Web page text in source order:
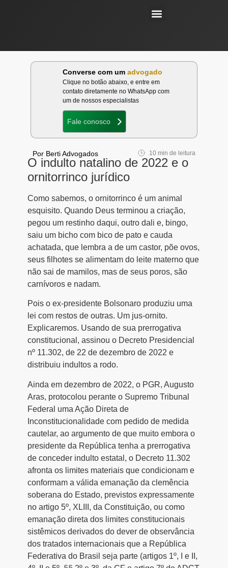
Converse com umadvogado
Clique no botão abaixo, e entre em
contato diretamente no WhatsApp com
um de nossos especialistas
Fale conosco
Por Berti Advogados 10 min de leitura
O indulto natalino de 2022 e o
ornitorrinco jurídico
Como sabemos, o ornitorrinco é um animal
esquisito. Quando Deus terminou a criação,
pegou um restinho daqui, outro dali e, bingo,
saiu um bicho com bico de pato e cauda
achatada, que lembra a de um castor, põe ovos,
seus filhotes se alimentam do leite materno que
não sai de mamilos, mas de seus poros, são
carnívoros e nadam.
Pois o ex-presidente Bolsonaro produziu uma
lei com restos de outras. Um jus-ornito.
Explicaremos. Usando de sua prerrogativa
constitucional, assinou o Decreto Presidencial
nº 11.302, de 22 de dezembro de 2022 e
distribuiu indultos a rodo.
Ainda em dezembro de 2022, o PGR, Augusto
Aras, protocolou perante o Supremo Tribunal
Federal uma Ação Direta de
Inconstitucionalidade com pedido de medida
cautelar, ao argumento de que muito embora o
presidente da República tenha a prerrogativa
de conceder indulto estatal, o Decreto 11.302
afronta os limites materiais que condicionam e
conformam a válida emanação da clemência
soberana do Estado, previstos expressamente
no artigo 5º, XLIII, da Constituição, ou como
emanação direta dos limites constitucionais
sistêmicos derivados do dever de observância
dos tratados internacionais que a República
Federativa do Brasil seja parte (artigos 1º, I e II,